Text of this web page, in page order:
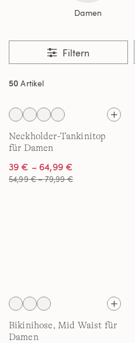
Damen
Filtern
50 Artikel
Neckholder-Tankinitop
für Damen
39 € – 64,99 €
54,99 € – 79,99 €
Bikinihose, Mid Waist für
Damen